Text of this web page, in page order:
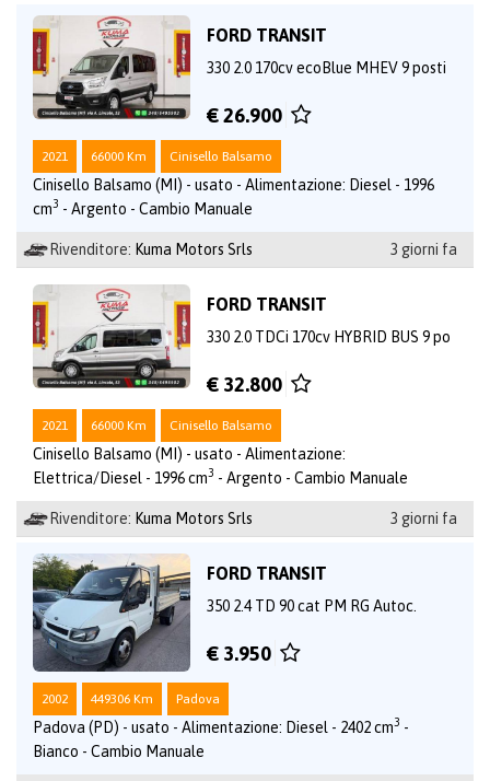
FORD TRANSIT
330 2.0 170cv ecoBlue MHEV 9 posti
€ 26.900
2021 66000 Km Cinisello Balsamo
Cinisello Balsamo (MI) - usato - Alimentazione: Diesel - 1996
cm3 - Argento - Cambio Manuale
Rivenditore: Kuma Motors Srls 3 giorni fa
FORD TRANSIT
330 2.0 TDCi 170cv HYBRID BUS 9 po
€ 32.800
2021 66000 Km Cinisello Balsamo
Cinisello Balsamo (MI) - usato - Alimentazione:
Elettrica/Diesel - 1996 cm3 - Argento - Cambio Manuale
Rivenditore: Kuma Motors Srls 3 giorni fa
FORD TRANSIT
350 2.4 TD 90 cat PM RG Autoc.
€ 3.950
2002 449306 Km Padova
Padova (PD) - usato - Alimentazione: Diesel - 2402 cm3 -
Bianco - Cambio Manuale